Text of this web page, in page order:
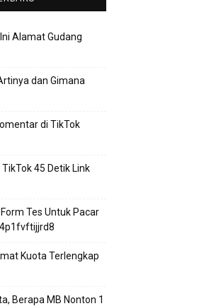
Alamat Gudang
dan Gimana
di TikTok
45 Detik Link
Tes Untuk Pacar
Kuota Terlengkap
Berapa MB Nonton 1